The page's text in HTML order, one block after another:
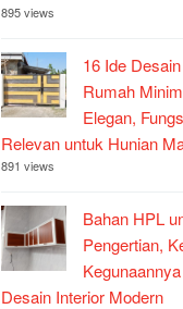
895 views
16 Ide
Rumah
Elegan,
Relevan untuk Hunian
891 views
Bahan HPL
Pengertian,
Desain Interior Modern